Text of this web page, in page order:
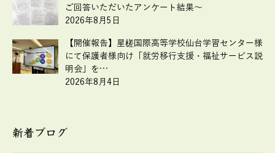
ご回答いただいたアンケート結果～
2026年8月5日
【開催報告】星槎国際高等学校仙台学習センター様
にて保護者様向け「就労移行支援・福祉サービス説
明会」を…
2026年8月4日
新着ブログ